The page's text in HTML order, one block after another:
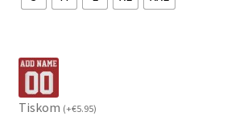
Tiskom (+€5.95)